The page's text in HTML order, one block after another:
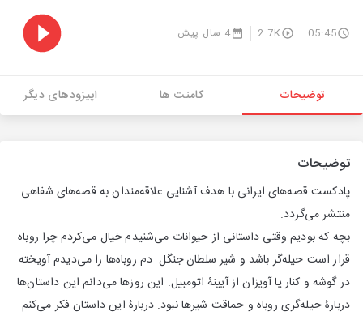
05:45
2.7K 4 سال پیش
توضیحات کامنت ها اپیزودهای دیگر
توضیحات
پادکست قصه‌های ایرانی با هدف آشنایی علاقه‌مندان به قصه‌های شفاهی
منتشر می‌گردد.
بچه که بودیم وقتی داستانی از حیوانات می‌شنیدم خیال می‌کردم چرا روباه
قرار است حیله‌گر باشد و شیر سلطان جنگل. دم روباه‌ها را می‌دیدم آویخته
در گوشه و کنار یا آویزان از آیینۀ اتومبیل. این روزها می‌دانم این داستان‌ها
دربارۀ حیله‌گری روباه و حماقت شیرها نبود. دربارۀ این داستان فکر می‌کنم